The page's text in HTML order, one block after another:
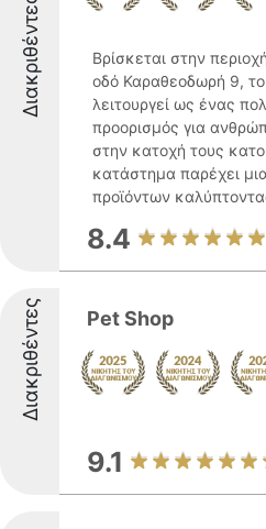
Διακριθέντες
Βρίσκεται στην
οδό Καραθεοδωρή 9,
λειτουργεί ως ένας
προορισμός για
στην κατοχή τους
κατάστημα παρέχει
προϊόντων
8.4
Διακριθέντες Pet Shop
9.1